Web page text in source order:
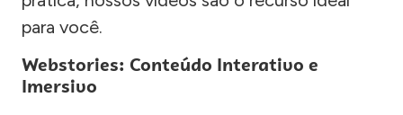
para você.
Webstories: Conteúdo Interativo e
Imersivo